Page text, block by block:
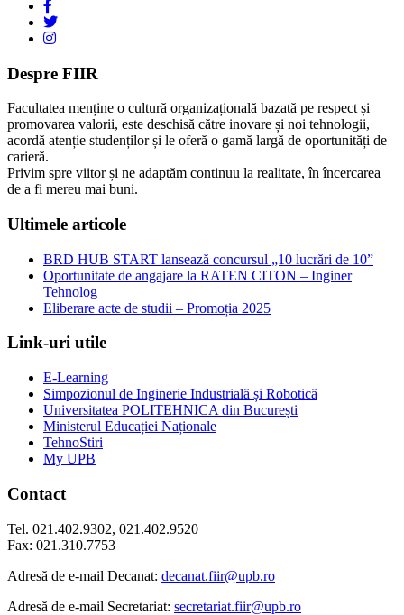
Despre FIIR
Facultatea menține o cultură organizațională bazată pe respect și
promovarea valorii, este deschisă către inovare și noi tehnologii,
acordă atenție studenților și le oferă o gamă largă de oportunități de
carieră.
Privim spre viitor și ne adaptăm continuu la realitate, în încercarea
de a fi mereu mai buni.
Ultimele articole
BRD HUB START lansează concursul „10 lucrări de 10”
Oportunitate de angajare la RATEN CITON – Inginer
Tehnolog
Eliberare acte de studii – Promoția 2025
Link-uri utile
E-Learning
Simpozionul de Inginerie Industrială și Robotică
Universitatea POLITEHNICA din București
Ministerul Educației Naționale
TehnoStiri
My UPB
Contact
Tel. 021.402.9302, 021.402.9520
Fax: 021.310.7753
Adresă de e-mail Decanat: decanat.fiir@upb.ro
Adresă de e-mail Secretariat: secretariat.fiir@upb.ro